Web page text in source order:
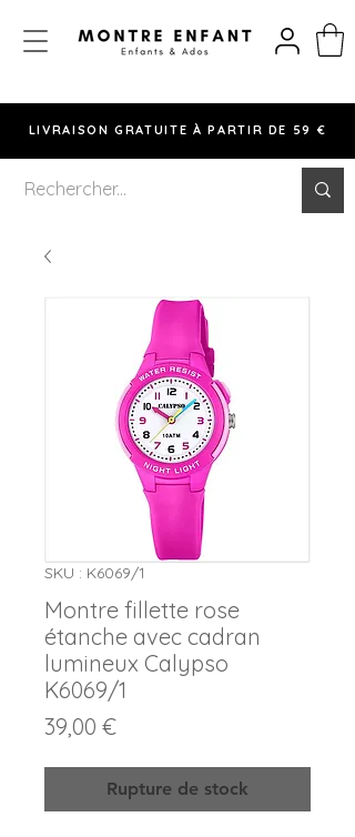
LIVRAISON GRATUITE À PARTIR DE 59 €
SKU : K6069/1
Montre fillette rose
étanche avec cadran
lumineux Calypso
K6069/1
39,00 €Prix
Rupture de stock